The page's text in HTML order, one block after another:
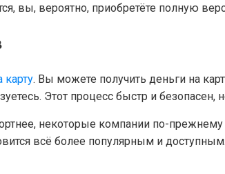
вы, вероятно, приобретёте полную
карту. Вы можете получить деньги на
Этот процесс быстр и безопасен,
некоторые компании по-прежнему
всё более популярным и доступным.